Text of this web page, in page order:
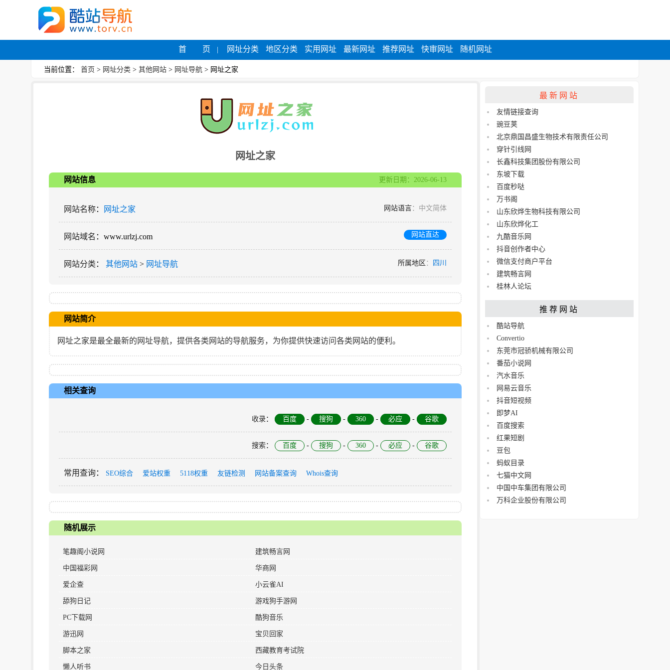
首 页 网址分类 地区分类 实用网址 最新网址 推荐网址 快审网址 随机网址
当前位置： 首页 > 网址分类 > 其他网站 > 网址导航 > 网址之家
网址之家
网站信息 更新日期：2026-06-13
网站名称： 网址之家 网站语言：中文简体
网站域名 ：www.urlzj.com 网站直达
网站分类 ： 其他网站 > 网址导航 所属地区 ： 四川
网站简介
网址之家是最全最新的网址导航，提供各类网站的导航服务，为你提供快速访问各类网站的便利。
相关查询
收录： 百度 - 搜狗 - 360 - 必应 - 谷歌
搜索 ： 百度 - 搜狗 - 360 - 必应 - 谷歌
常用查询 ： SEO综合 爱站权重 5118权重 友链检测 网站备案查询 Whois查询
随机展示
笔趣阁小说网 建筑畅言网
中国福彩网 华商网
爱企查 小云雀AI
舔狗日记 游戏狗手游网
PC下载网 ​酷狗音乐
游迅网 宝贝回家
脚本之家 西藏教育考试院
懒人听书 今日头条
最新网站
友情链接查询
豌豆荚
北京鼎国昌盛生物技术有限责任公司
穿针引线网
长鑫科技集团股份有限公司
东坡下载
百度秒哒
万书阁
山东欣烨生物科技有限公司
山东欣烨化工
九酷音乐网
抖音创作者中心
微信支付商户平台
建筑畅言网
桂林人论坛
推荐网站
酷站导航
Convertio
东莞市冠骄机械有限公司
​番茄小说网
汽水音乐
网易云音乐
抖音短视频
即梦AI
百度搜索
红果短剧
豆包
蚂蚁目录
七猫中文网
中国中车集团有限公司
万科企业股份有限公司